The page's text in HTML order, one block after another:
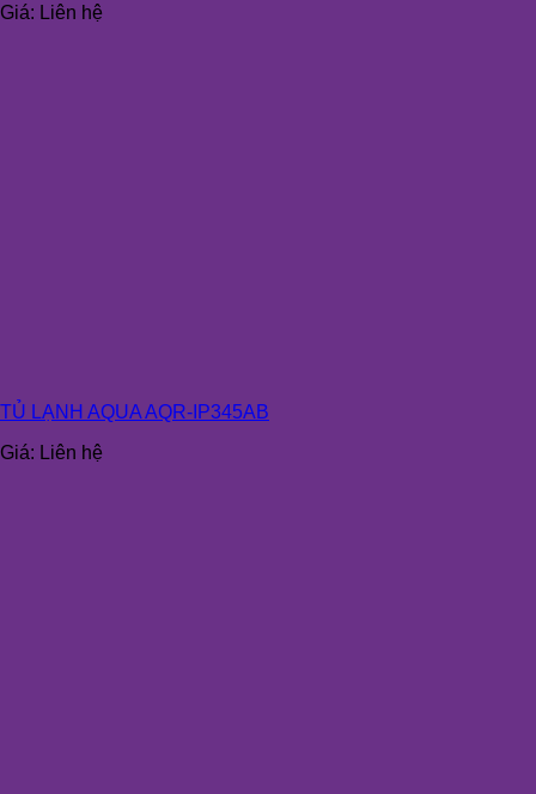
Giá: Liên hệ
TỦ LẠNH AQUA AQR-IP345AB
Giá: Liên hệ